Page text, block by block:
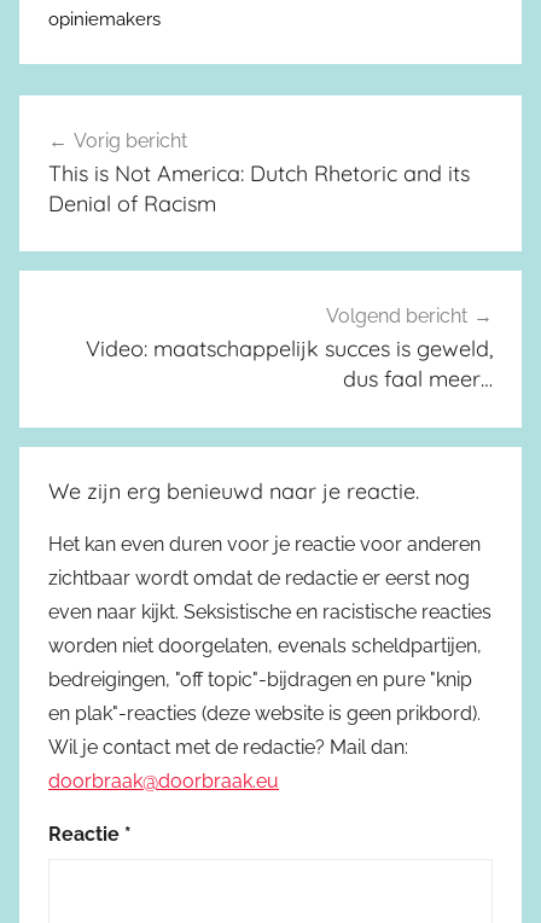
opiniemakers
Berichtnavigatie
Vorig bericht
This is Not America: Dutch Rhetoric and its
Denial of Racism
Volgend bericht
Video: maatschappelijk succes is geweld,
dus faal meer…
We zijn erg benieuwd naar je reactie.
Het kan even duren voor je reactie voor anderen
zichtbaar wordt omdat de redactie er eerst nog
even naar kijkt. Seksistische en racistische reacties
worden niet doorgelaten, evenals scheldpartijen,
bedreigingen, "off topic"-bijdragen en pure "knip
en plak"-reacties (deze website is geen prikbord).
Wil je contact met de redactie? Mail dan:
doorbraak@doorbraak.eu
Reactie *